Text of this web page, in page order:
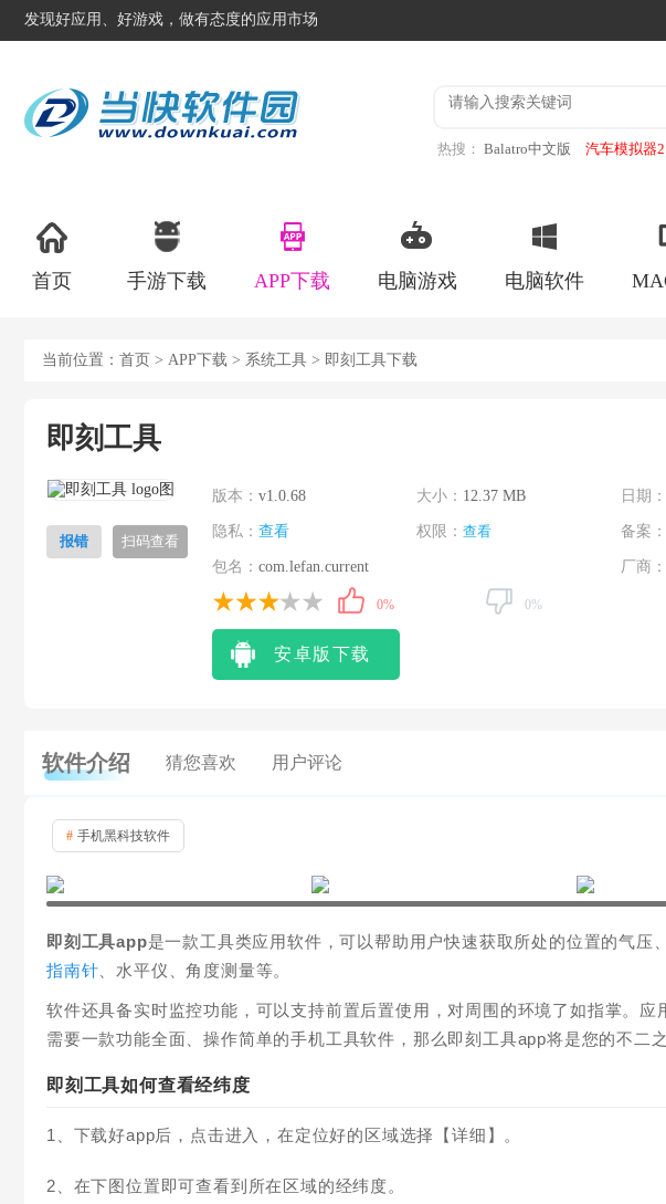
发现好应用、好游戏，做有态度的应用市场
热搜： Balatro中文版 汽车模拟器2
首页 手游下载 APP下载 电脑游戏 电脑软件
当前位置： 首页 > APP下载 > 系统工具 > 即刻工具下载
即刻工具
报错 扫码查看
版本： v1.0.68 大小： 12.37 MB 日期：
隐私： 查看 权限： 查看 备案：
包名： com.lefan.current 厂商：
0% 0%
安卓版下载
软件介绍 猜您喜欢 用户评论
# 手机黑科技软件
即刻工具app是一款工具类应用软件，可以帮助用户快速获取所处的位置的气压
指南针 、水平仪、角度测量等。
软件还具备实时监控功能，可以支持前置后置使用，对周围的环境了如指掌。
需要一款功能全面、操作简单的手机工具软件，那么即刻工具app将是您的不二之
即刻工具如何查看经纬度
1、下载好app后，点击进入，在定位好的区域选择【详细】。
2、在下图位置即可查看到所在区域的经纬度。